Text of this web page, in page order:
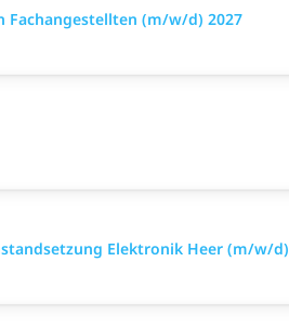
Fachangestellten (m/w/d) 2027
Elektronik Heer (m/w/d)